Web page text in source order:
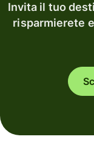
Invita il tuo
risparmierete